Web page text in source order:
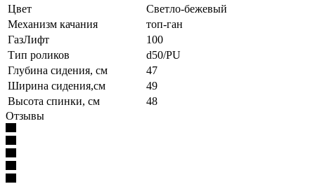
Цвет
Светло-бежевый
Механизм качания
топ-ган
ГазЛифт
100
Тип роликов
d50/PU
Глубина сидения, см
47
Ширина сидения,см
49
Высота спинки, см
48
Отзывы